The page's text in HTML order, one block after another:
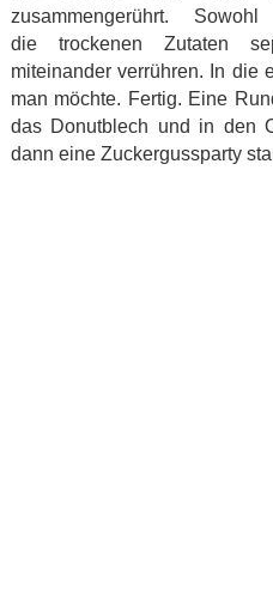
zusammengerührt.
die trockenen Zutaten
miteinander verrühren. In die
man möchte. Fertig. Eine
das Donutblech und in den
dann eine Zuckergussparty